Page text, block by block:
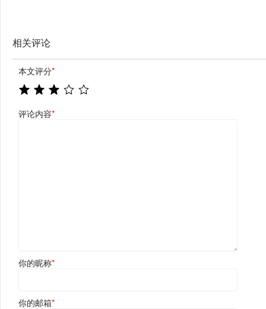
相关评论
本文评分*
评论内容*
你的昵称*
你的邮箱*